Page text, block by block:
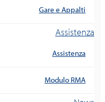
Gare e Appalti
Assistenza
Assistenza
Modulo RMA